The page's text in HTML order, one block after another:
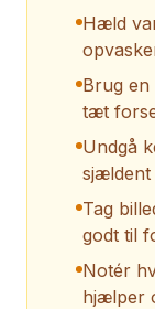
Hæld
Brug
tæt
Undgå
Tag
godt til
Notér
hjælper